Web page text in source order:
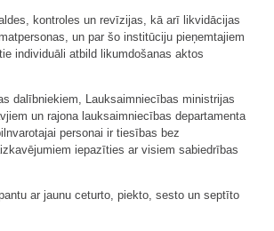
kontroles un revīzijas, kā arī likvidācijas
un par šo institūciju pieņemtajiem
individuāli atbild likumdošanas aktos
dalībniekiem, Lauksaimniecības ministrijas
un rajona lauksaimniecības departamenta
personai ir tiesības bez
iepazīties ar visiem sabiedrības
ar jaunu ceturto, piekto, sesto un septīto